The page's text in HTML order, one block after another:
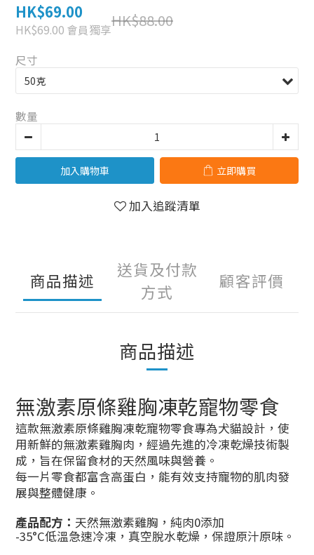
HK$88.00
HK$69.00
HK$69.00 會員獨享
尺寸
數量
加入購物車 立即購買
加入追蹤清單
商品描述
送貨及付款
方式
顧客評價
商品描述
無激素原條雞胸凍乾寵物零食
這款無激素原條雞胸凍乾寵物零食專為犬貓設計，使
用新鮮的無激素雞胸肉，經過先進的冷凍乾燥技術製
成，旨在保留食材的天然風味與營養。
每一片零食都富含高蛋白，能有效支持寵物的肌肉發
展與整體健康。
產品配方： 天然無激素雞胸，純肉0添加
-35°C低溫急速冷凍，真空脫水乾燥，保證原汁原味。